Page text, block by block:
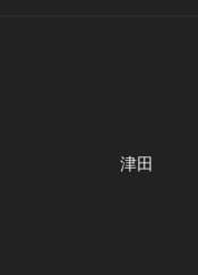
３−１５ 津田